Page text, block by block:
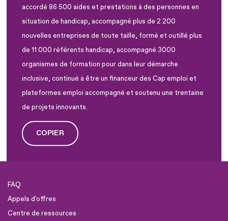
accordé 86 500 aides et prestations à des personnes en
situation de handicap, accompagné plus de 2 200
nouvelles entreprises de toute taille, formé et outillé plus
de 11 000 référents handicap, accompagné 3000
organismes de formation pour dans leur démarche
inclusive, continué à être un financeur des Cap emploi et
plateformes emploi accompagné et soutenu une trentaine
de projets innovants.
COPIER
FAQ
Appels d'offres
Centre de ressources